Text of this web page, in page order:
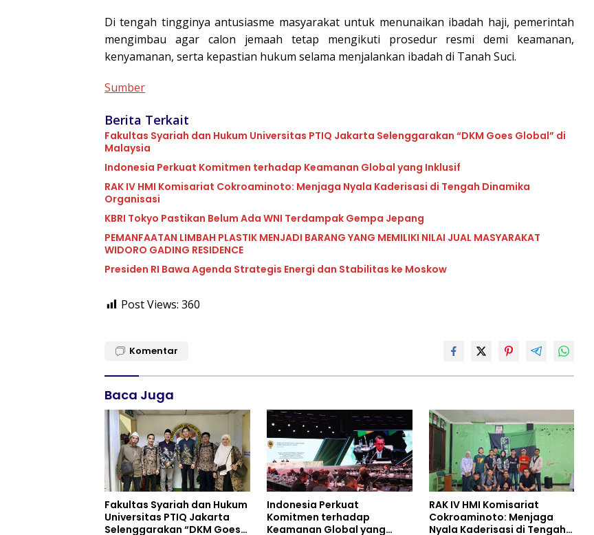
Di tengah tingginya antusiasme masyarakat untuk menunaikan ibadah haji, pemerintah
mengimbau agar calon jemaah tetap mengikuti prosedur resmi demi keamanan,
kenyamanan, serta kepastian hukum selama menjalankan ibadah di Tanah Suci.
Sumber
Berita Terkait
Fakultas Syariah dan Hukum Universitas PTIQ Jakarta Selenggarakan “DKM Goes Global” di
Malaysia
Indonesia Perkuat Komitmen terhadap Keamanan Global yang Inklusif
RAK IV HMI Komisariat Cokroaminoto: Menjaga Nyala Kaderisasi di Tengah Dinamika
Organisasi
KBRI Tokyo Pastikan Belum Ada WNI Terdampak Gempa Jepang
PEMANFAATAN LIMBAH PLASTIK MENJADI BARANG YANG MEMILIKI NILAI JUAL MASYARAKAT
WIDORO GADING RESIDENCE
Presiden RI Bawa Agenda Strategis Energi dan Stabilitas ke Moskow
Post Views: 360
Komentar
Baca Juga
Fakultas Syariah dan Hukum
Universitas PTIQ Jakarta
Selenggarakan “DKM Goes
Indonesia Perkuat
Komitmen terhadap
Keamanan Global yang
RAK IV HMI Komisariat
Cokroaminoto: Menjaga
Nyala Kaderisasi di Tengah